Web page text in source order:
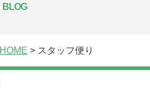
BLOG
HOME > スタッフ便り